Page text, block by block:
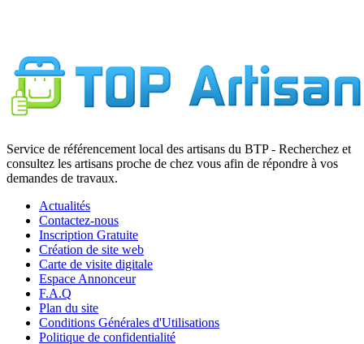
Service de référencement local des artisans du BTP - Recherchez et
consultez les artisans proche de chez vous afin de répondre à vos
demandes de travaux.
Actualités
Contactez-nous
Inscription Gratuite
Création de site web
Carte de visite digitale
Espace Annonceur
F.A.Q
Plan du site
Conditions Générales d'Utilisations
Politique de confidentialité